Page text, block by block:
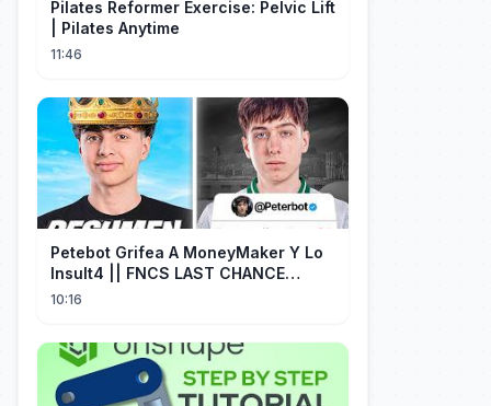
Pilates Reformer Exercise: Pelvic Lift
| Pilates Anytime
11:46
Petebot Grifea A MoneyMaker Y Lo
Insult4 || FNCS LAST CHANCE
Resumen
10:16